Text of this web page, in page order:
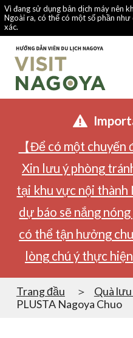
Vì đang sử dụng bản dịch máy nên
Ngoài ra, có thể có một số phần
xác.
【Để có một chuyến
Xin lưu ý phòng
tại khu vực nội
dự báo sẽ nắng
có thể tận hưởng
lòng chú ý thực
Trang đầu
Quà
PLUSTA Nagoya Chuo